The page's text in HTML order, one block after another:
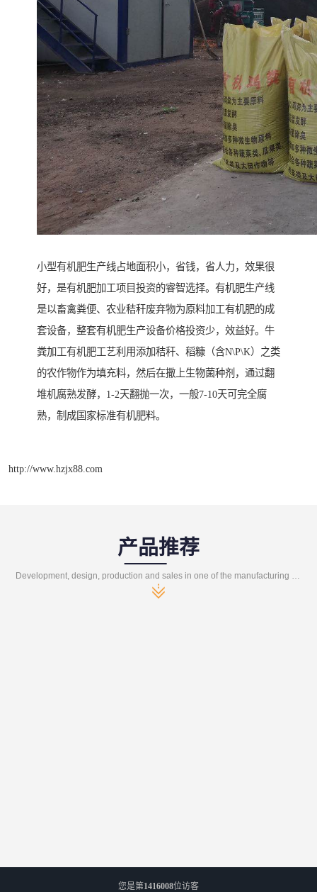
小型有机肥生产线占地面积小，省钱，省人力，效果很
好，是有机肥加工项目投资的睿智选择。有机肥生产线
是以畜禽粪便、农业秸秆废弃物为原料加工有机肥的成
套设备，整套有机肥生产设备价格投资少，效益好。牛
粪加工有机肥工艺利用添加秸秆、稻糠（含N\P\K）之类
的农作物作为填充料，然后在撒上生物菌种剂，通过翻
堆机腐熟发酵，1-2天翻抛一次，一般7-10天可完全腐
熟，制成国家标准有机肥料。
http://www.hzjx88.com
产品推荐
您是第1416008位访客